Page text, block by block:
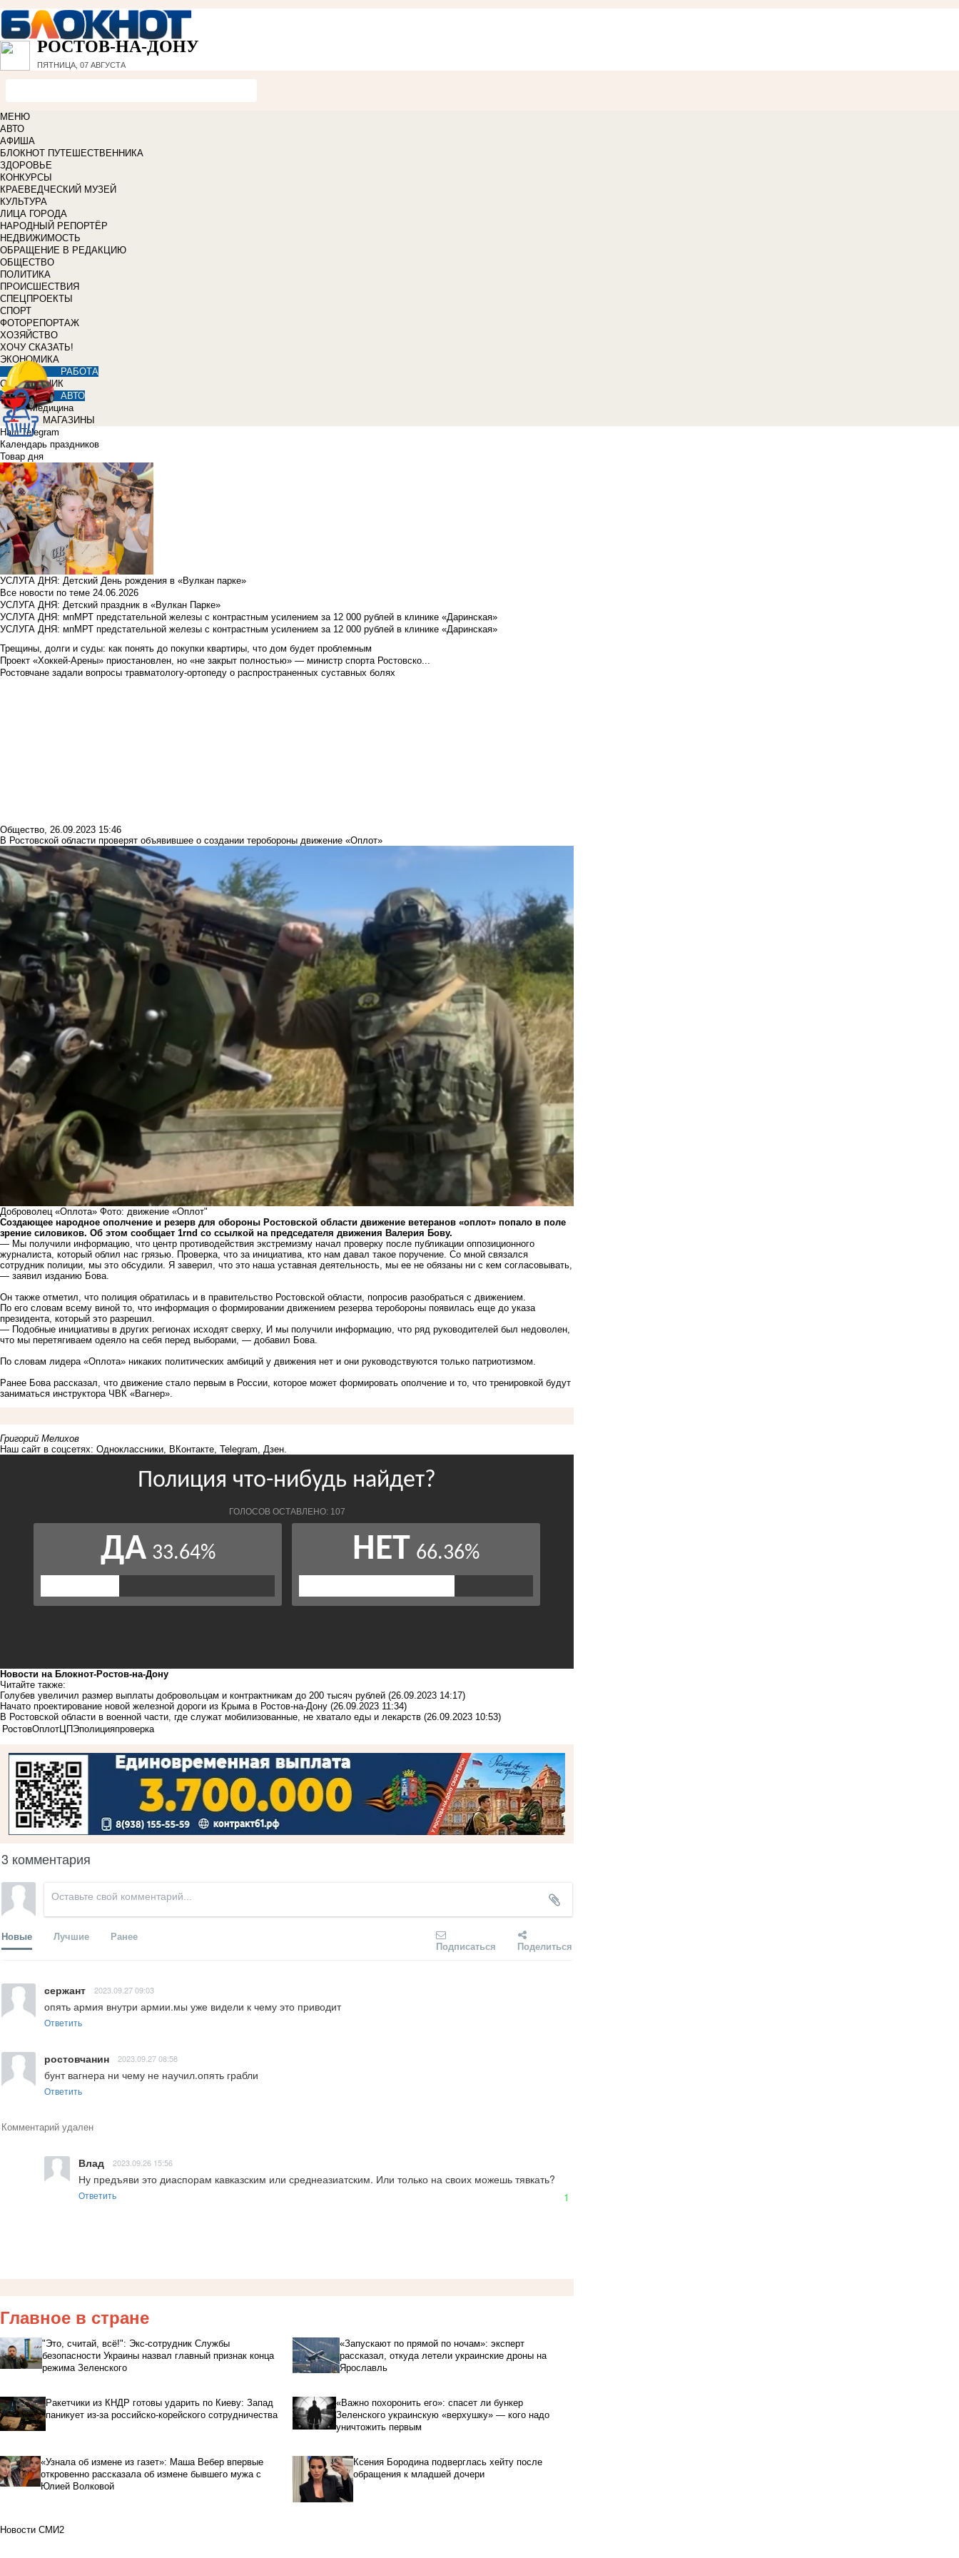
РОСТОВ-НА-ДОНУ
ПЯТНИЦА, 07 АВГУСТА
МЕНЮ
АВТО
АФИША
БЛОКНОТ ПУТЕШЕСТВЕННИКА
ЗДОРОВЬЕ
КОНКУРСЫ
КРАЕВЕДЧЕСКИЙ МУЗЕЙ
КУЛЬТУРА
ЛИЦА ГОРОДА
НАРОДНЫЙ РЕПОРТЁР
НЕДВИЖИМОСТЬ
ОБРАЩЕНИЕ В РЕДАКЦИЮ
ОБЩЕСТВО
ПОЛИТИКА
ПРОИСШЕСТВИЯ
СПЕЦПРОЕКТЫ
СПОРТ
ФОТОРЕПОРТАЖ
ХОЗЯЙСТВО
ХОЧУ СКАЗАТЬ!
ЭКОНОМИКА
РАБОТА
СПРАВОЧНИК
АВТО
Медицина
МАГАЗИНЫ
Наш Telegram
Календарь праздников
Товар дня
УСЛУГА ДНЯ: Детский День рождения в «Вулкан парке»
Все новости по теме 24.06.2026
УСЛУГА ДНЯ: Детский праздник в «Вулкан Парке»
УСЛУГА ДНЯ: мпМРТ предстательной железы с контрастным усилением за 12 000 рублей в клинике «Даринская»
УСЛУГА ДНЯ: мпМРТ предстательной железы с контрастным усилением за 12 000 рублей в клинике «Даринская»
Трещины, долги и суды: как понять до покупки квартиры, что дом будет проблемным
Проект «Хоккей-Арены» приостановлен, но «не закрыт полностью» — министр спорта Ростовско...
Ростовчане задали вопросы травматологу-ортопеду о распространенных суставных болях
Общество, 26.09.2023 15:46
В Ростовской области проверят объявившее о создании теробороны движение «Оплот»
Доброволец «Оплота» Фото: движение «Оплот"
Создающее народное ополчение и резерв для обороны Ростовской области движение ветеранов «оплот» попало в поле
зрение силовиков. Об этом сообщает 1rnd со ссылкой на председателя движения Валерия Бову.
— Мы получили информацию, что центр противодействия экстремизму начал проверку после публикации оппозиционного
журналиста, который облил нас грязью. Проверка, что за инициатива, кто нам давал такое поручение. Со мной связался
сотрудник полиции, мы это обсудили. Я заверил, что это наша уставная деятельность, мы ее не обязаны ни с кем согласовывать,
— заявил изданию Бова.
Он также отметил, что полиция обратилась и в правительство Ростовской области, попросив разобраться с движением.
По его словам всему виной то, что информация о формировании движением резерва теробороны появилась еще до указа
президента, который это разрешил.
— Подобные инициативы в других регионах исходят сверху, И мы получили информацию, что ряд руководителей был недоволен,
что мы перетягиваем одеяло на себя перед выборами, — добавил Бова.
По словам лидера «Оплота» никаких политических амбиций у движения нет и они руководствуются только патриотизмом.
Ранее Бова рассказал, что движение стало первым в России, которое может формировать ополчение и то, что тренировкой будут
заниматься инструктора ЧВК «Вагнер».
Григорий Мелихов
Наш сайт в соцсетях: Одноклассники, ВКонтакте, Telegram, Дзен.
Новости на Блoкнoт-Ростов-на-Дону
Читайте также:
Голубев увеличил размер выплаты добровольцам и контрактникам до 200 тысяч рублей (26.09.2023 14:17)
Начато проектирование новой железной дороги из Крыма в Ростов-на-Дону (26.09.2023 11:34)
В Ростовской области в военной части, где служат мобилизованные, не хватало еды и лекарств (26.09.2023 10:53)
РостовОплотЦПЭполицияпроверка
3 комментария
Новые Лучшие Ранее
Подписаться Поделиться
сержант 2023.09.27 09:03
опять армия внутри армии.мы уже видели к чему это приводит
Ответить
ростовчанин 2023.09.27 08:58
бунт вагнера ни чему не научил.опять грабли
Ответить
Комментарий удален
Влад 2023.09.26 15:56
Ну предъяви это диаспорам кавказским или среднеазиатским. Или только на своих можешь тявкать?
Ответить 1
Главное в стране
"Это, считай, всё!": Экс-сотрудник Службы
безопасности Украины назвал главный признак конца
режима Зеленского
«Запускают по прямой по ночам»: эксперт
рассказал, откуда летели украинские дроны на
Ярославль
Ракетчики из КНДР готовы ударить по Киеву: Запад
паникует из-за российско-корейского сотрудничества
«Важно похоронить его»: спасет ли бункер
Зеленского украинскую «верхушку» — кого надо
уничтожить первым
«Узнала об измене из газет»: Маша Вебер впервые
откровенно рассказала об измене бывшего мужа с
Юлией Волковой
Ксения Бородина подверглась хейту после
обращения к младшей дочери
Новости СМИ2